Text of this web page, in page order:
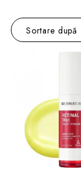
Sortare după